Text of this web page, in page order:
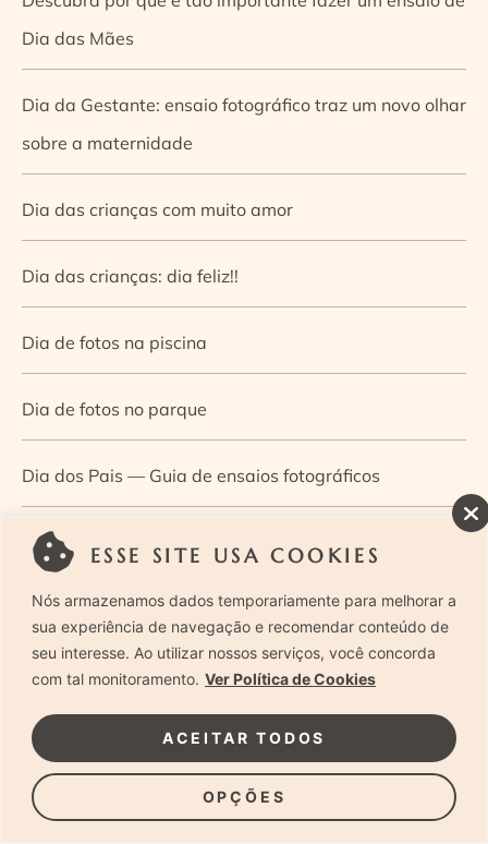
ESSE SITE USA COOKIES
Nós armazenamos dados temporariamente para melhorar a
sua experiência de navegação e recomendar conteúdo de
seu interesse. Ao utilizar nossos serviços, você concorda
com tal monitoramento. Ver Política de Cookies
OPÇÕES
ACEITAR TODOS
Dia das Mães
Dia da Gestante: ensaio fotográfico traz um novo olhar
sobre a maternidade
Dia das crianças com muito amor
Dia das crianças: dia feliz!!
Dia de fotos na piscina
Dia de fotos no parque
Dia dos Pais — Guia de ensaios fotográficos
Dia Mundial da Infância: como a fotografia ajuda a
construir a memória e a identidade da criança
Diário de uma grávida e sua pequena
Dica de especialista: como otimizar o fluxo de trabalho
no ensaio newborn?
Dica de especialista: qual o melhor guia de poses para